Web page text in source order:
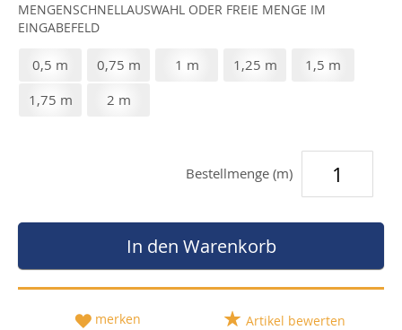
MENGENSCHNELLAUSWAHL ODER FREIE MENGE IM
EINGABEFELD
0,5 m 0,75 m 1 m 1,25 m
1,5 m
1,75 m
2 m
Bestellmenge (m)
In den Warenkorb
merken Artikel bewerten